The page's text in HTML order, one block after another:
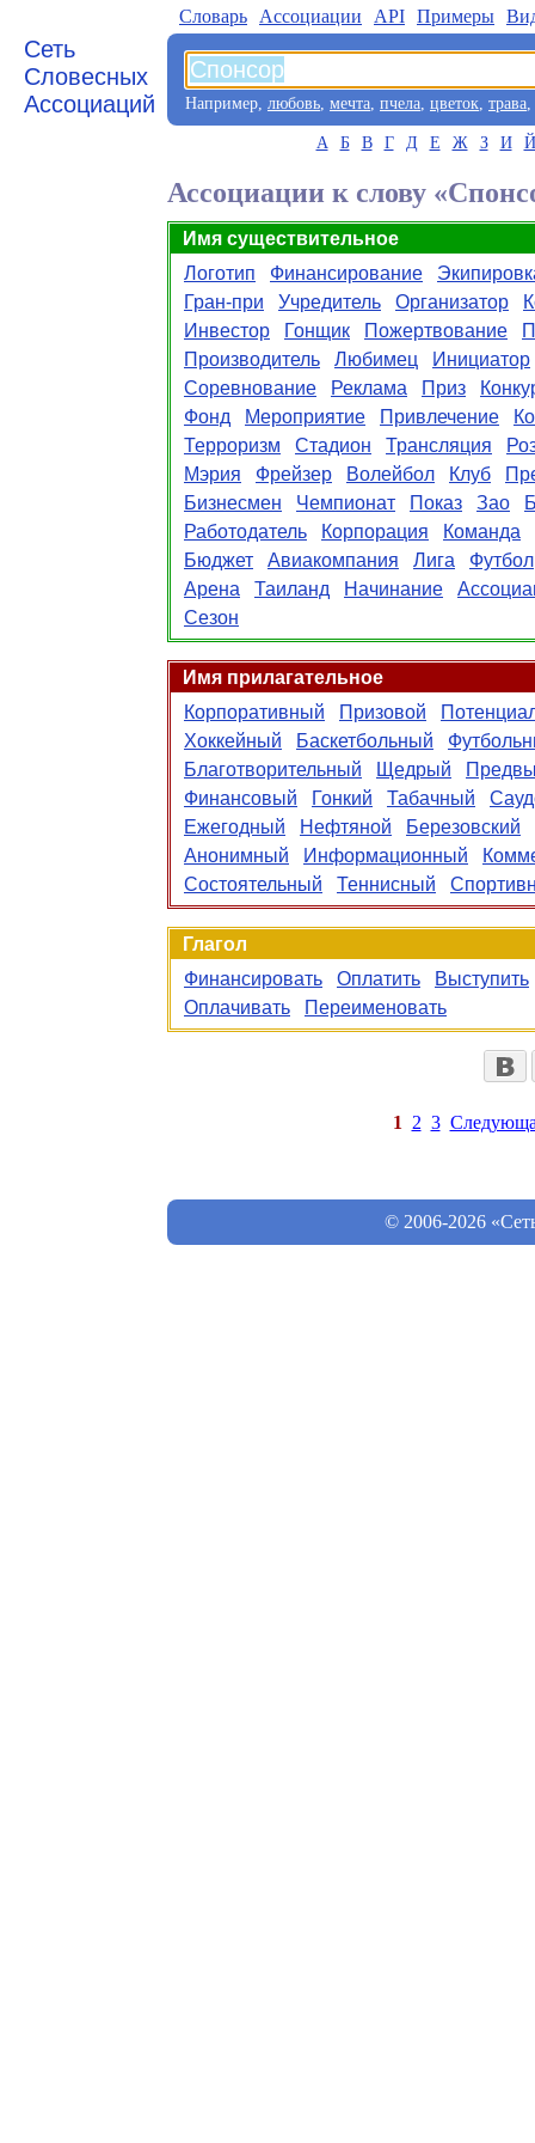
Сеть
Словесных
Ассоциаций
Словарь Aссоциации API Примеры
Например, любовь, мечта, пчела, цветок, трава,
А Б В Г Д Е Ж З И Й
Ассоциации к слову
Имя существительное
Логотип
Финансирование
Гран-при
Учредитель Организатор
Инвестор
Гонщик Пожертвование
Производитель
Любимец
Инициатор
Соревнование
Реклама Приз
Фонд
Мероприятие Привлечение
Терроризм
Стадион Трансляция
Мэрия
Фрейзер Волейбол Клуб
Бизнесмен
Чемпионат Показ Зао
Работодатель
Корпорация
Команда
Бюджет
Авиакомпания Лига
Футбол
Арена
Таиланд Начинание
Сезон
Имя прилагательное
Корпоративный
Призовой
Хоккейный
Баскетбольный
Благотворительный
Щедрый
Финансовый
Гонкий Табачный
Ежегодный
Нефтяной
Березовский
Анонимный
Информационный
Состоятельный
Теннисный
Глагол
Финансировать
Оплатить
Выступить
Оплачивать
Переименовать
1 2 3
© 2006-2026